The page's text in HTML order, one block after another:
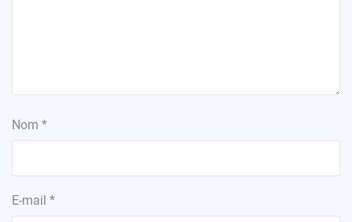
Nom *
E-mail *